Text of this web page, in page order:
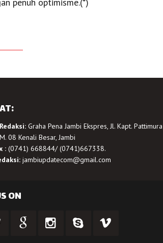
penuh optimisme.(*)
Graha Pena Jambi Ekspres, Jl. Kapt. Pattimura
08 Kenali Besar, Jambi
:(0741) 668844/ (0741)667338.
jambiupdatecom@gmail.com
ON